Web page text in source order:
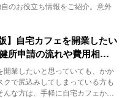
のお役立ち情報をご紹介。意外
】自宅カフェを開業したい
所申請の流れや費用相場
開業したいと思っていても、かか
クで尻込みしてしまっている方も
んな方は、手軽に自宅カフェから